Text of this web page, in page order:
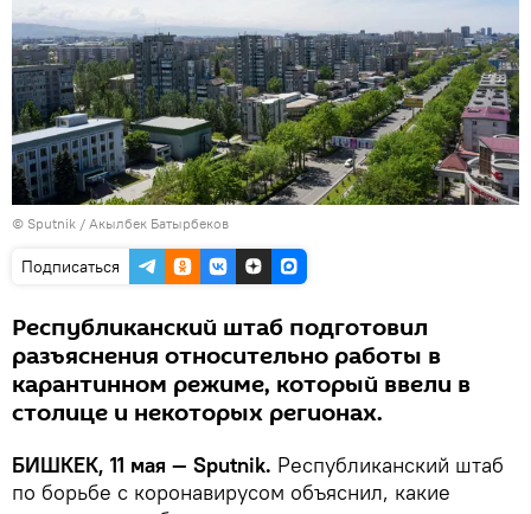
© Sputnik / Акылбек Батырбеков
Подписаться
Республиканский штаб подготовил
разъяснения относительно работы в
карантинном режиме, который ввели в
столице и некоторых регионах.
БИШКЕК, 11 мая — Sputnik. Республиканский штаб
по борьбе с коронавирусом объяснил, какие